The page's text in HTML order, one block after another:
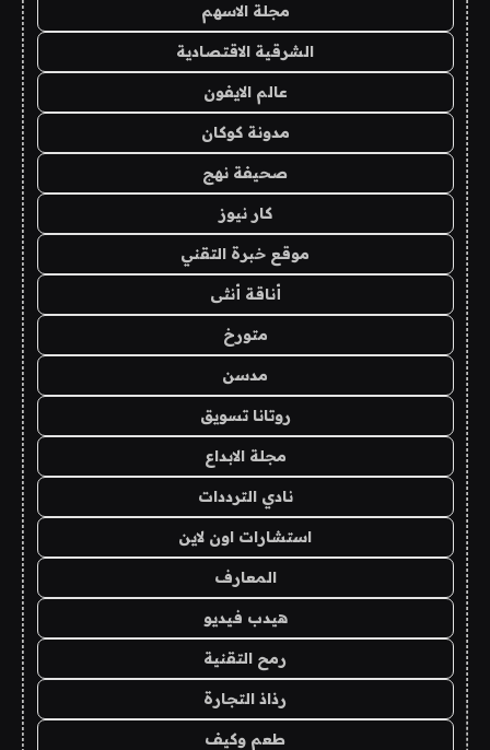
مجلة الاسهم
الشرقية الاقتصادية
عالم الايفون
مدونة كوكان
صحيفة نهج
كار نيوز
موقع خبرة التقني
أناقة أنثى
متورخ
مدسن
روتانا تسويق
مجلة الابداع
نادي الترددات
استشارات اون لاين
المعارف
هيدب فيديو
رمح التقنية
رذاذ التجارة
طعم وكيف